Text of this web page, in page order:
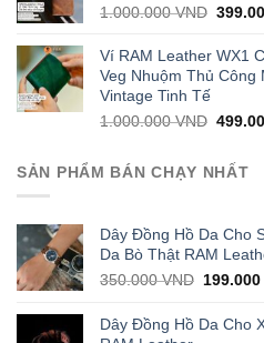
1.000.000VND
was:
Ví RAM Leather WX1
Veg Nhuộm Thủ Công
Vintage Tinh Tế
1.000.000VND
was:
SẢN PHẨM BÁN CHẠY NHẤT
Dây Đồng Hồ Da Cho
Da Bò Thật RAM
350.000VND Original
was:
Dây Đồng Hồ Da Cho